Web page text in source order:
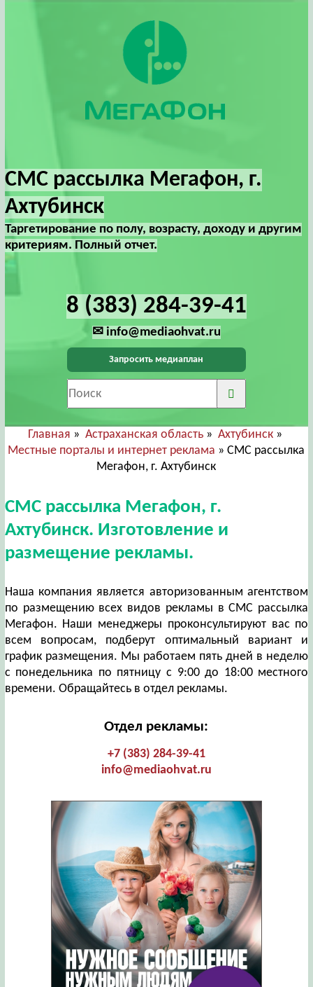
СМС рассылка Мегафон, г.
Ахтубинск
Таргетирование по полу, возрасту, доходу и другим
критериям. Полный отчет.
8 (383) 284-39-41
✉ info@mediaohvat.ru
Запросить медиаплан
Главная » Астраханская область» Ахтубинск»
Местные порталы и интернет реклама » СМС рассылка
Мегафон, г. Ахтубинск
СМС рассылка Мегафон, г.
Ахтубинск. Изготовление и
размещение рекламы.
Наша компания является авторизованным агентством
по размещению всех видов рекламы в СМС рассылка
Мегафон. Наши менеджеры проконсультируют вас по
всем вопросам, подберут оптимальный вариант и
график размещения. Мы работаем пять дней в неделю
с понедельника по пятницу с 9:00 до 18:00 местного
времени. Обращайтесь в отдел рекламы.
Отдел рекламы:
+7 (383) 284-39-41
info@mediaohvat.ru